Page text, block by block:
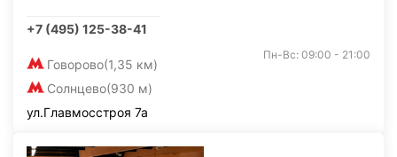
+7 (495) 125-38-41
Говорово(1,35 км)
Солнцево(930 м)
Пн-Вс: 09:00 - 21:00
ул.Главмосстроя 7а